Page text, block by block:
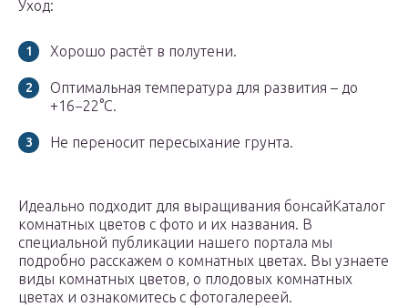
Уход:
Хорошо растёт в полутени.
Оптимальная температура для развития – до
+16−22°C.
Не переносит пересыхание грунта.
Идеально подходит для выращивания бонсайКаталог
комнатных цветов с фото и их названия. В
специальной публикации нашего портала мы
подробно расскажем о комнатных цветах. Вы узнаете
виды комнатных цветов, о плодовых комнатных
цветах и ознакомитесь с фотогалереей.